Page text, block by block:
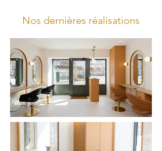
Nos dernières réalisations